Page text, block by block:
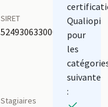
SIRET
52493063300010
Stagiaires
Qualiopi
pour
les
suivante
: